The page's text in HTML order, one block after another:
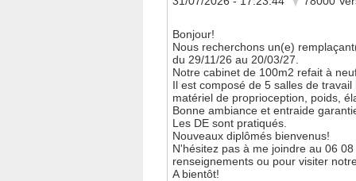
Bonjour!
Nous recherchons un(e)
du 29/11/26 au 20/03/27.
Notre cabinet de 100m2 refait à
Il est composé de 5 salles de
matériel de proprioception, poids,
Bonne ambiance et entraide
Les DE sont pratiqués.
Nouveaux diplômés bienvenus!
N'hésitez pas à me joindre au 06
renseignements ou pour visiter
A bientôt!